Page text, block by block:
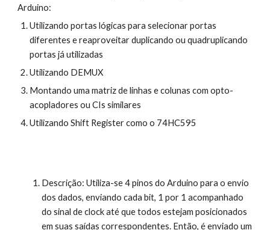
Arduino:
Utilizando portas lógicas para selecionar portas
diferentes e reaproveitar duplicando ou quadruplicando
portas já utilizadas
Utilizando DEMUX
Montando uma matriz de linhas e colunas com opto-
acopladores ou CIs similares
Utilizando Shift Register como o 74HC595
Descrição: Utiliza-se 4 pinos do Arduino para o envio
dos dados, enviando cada bit, 1 por 1 acompanhado
do sinal de clock até que todos estejam posicionados
em suas saídas correspondentes. Então, é enviado um